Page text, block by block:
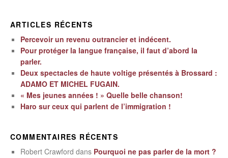
ARTICLES RÉCENTS
Percevoir un revenu outrancier et indécent.
Pour protéger la langue française, il faut d’abord la
parler.
Deux spectacles de haute voltige présentés à Brossard :
ADAMO ET MICHEL FUGAIN.
« Mes jeunes années ! » Quelle belle chanson!
Haro sur ceux qui parlent de l’immigration !
COMMENTAIRES RÉCENTS
Robert Crawford dans Pourquoi ne pas parler de la mort ?